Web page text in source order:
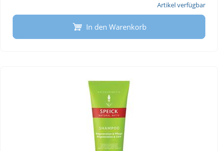
Artikel verfügbar
In den Warenkorb